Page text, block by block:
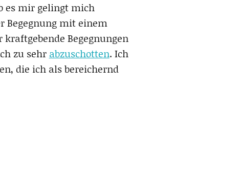
es mir gelingt mich
Begegnung mit einem
Begegnungen
zu sehr abzuschotten. Ich
die ich als bereichernd